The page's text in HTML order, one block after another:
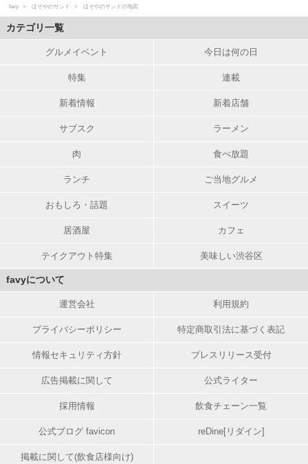
favy ほそやのサンド ほそやのサンドの地図
カテゴリ一覧
グルメイベント 今日は何の日
特集 連載
新着情報 新着店舗
サブスク ラーメン
肉 食べ放題
ランチ ご当地グルメ
おもしろ・話題 スイーツ
居酒屋 カフェ
テイクアウト特集 美味しい渋谷区
favyについて
運営会社 利用規約
プライバシーポリシー 特定商取引法に基づく表記
情報セキュリティ方針 プレスリリース受付
広告掲載に関して 公式ライター
採用情報 飲食チェーン一覧
公式ブログ favicon reDine[リダイン]
掲載に関して(飲食店様向け)